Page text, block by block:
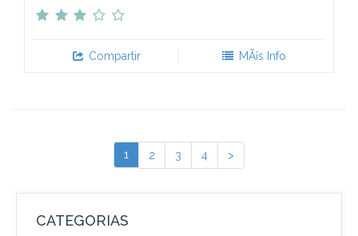
Compartir MÃ¡s Info
1 2 3 4 >
CATEGORIAS